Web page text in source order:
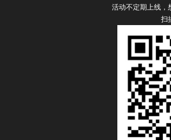
活动不定期上线，
扫